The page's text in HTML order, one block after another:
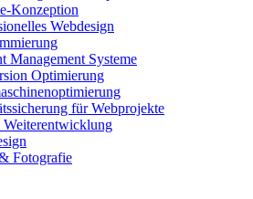
Konzeption
Webdesign
Management Systeme
Optimierung
für Webprojekte
Weiterentwicklung
Fotografie